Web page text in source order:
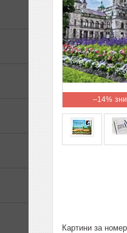
–14%
Картини за